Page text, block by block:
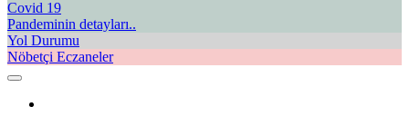
Covid 19
Pandeminin detayları..
Yol Durumu
Nöbetçi Eczaneler